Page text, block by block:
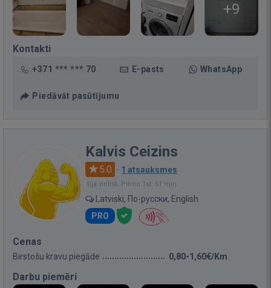
+9
Kontakti
+371 *** *** 70 E-pasts WhatsApp
Piedāvāt pasūtījumu
Kalvis Ceizins
5.0 · 1 atsauksmes
Bija vietnē: Pirms 1st. 51 min.
Latviski, По-русски, English
PRO
Cenas
Birstošu kravu piegāde 0,80-1,60€/Km
Darbu piemēri